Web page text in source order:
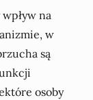
na
w
są
osoby